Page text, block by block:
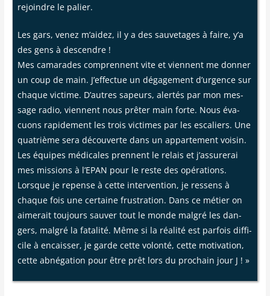
rejoindre le palier.
Les gars, venez m’aidez, il y a des sau­ve­tages à faire, y’a
des gens à des­cendre !
Mes cama­rades com­prennent vite et viennent me don­ner
un coup de main. J’effectue un déga­ge­ment d’urgence sur
chaque vic­time. D’autres sapeurs, aler­tés par mon mes­
sage radio, viennent nous prê­ter main forte. Nous éva­
cuons rapi­de­ment les trois vic­times par les esca­liers. Une
qua­trième sera décou­verte dans un appar­te­ment voi­sin.
Les équipes médi­cales prennent le relais et j’assurerai
mes mis­sions à l’EPAN pour le reste des opé­ra­tions.
Lorsque je repense à cette inter­ven­tion, je res­sens à
chaque fois une cer­taine frus­tra­tion. Dans ce métier on
aime­rait tou­jours sau­ver tout le monde mal­gré les dan­
gers, mal­gré la fata­li­té. Même si la réa­li­té est par­fois dif­fi­
cile à encais­ser, je garde cette volon­té, cette moti­va­tion,
cette abné­ga­tion pour être prêt lors du pro­chain jour J ! »